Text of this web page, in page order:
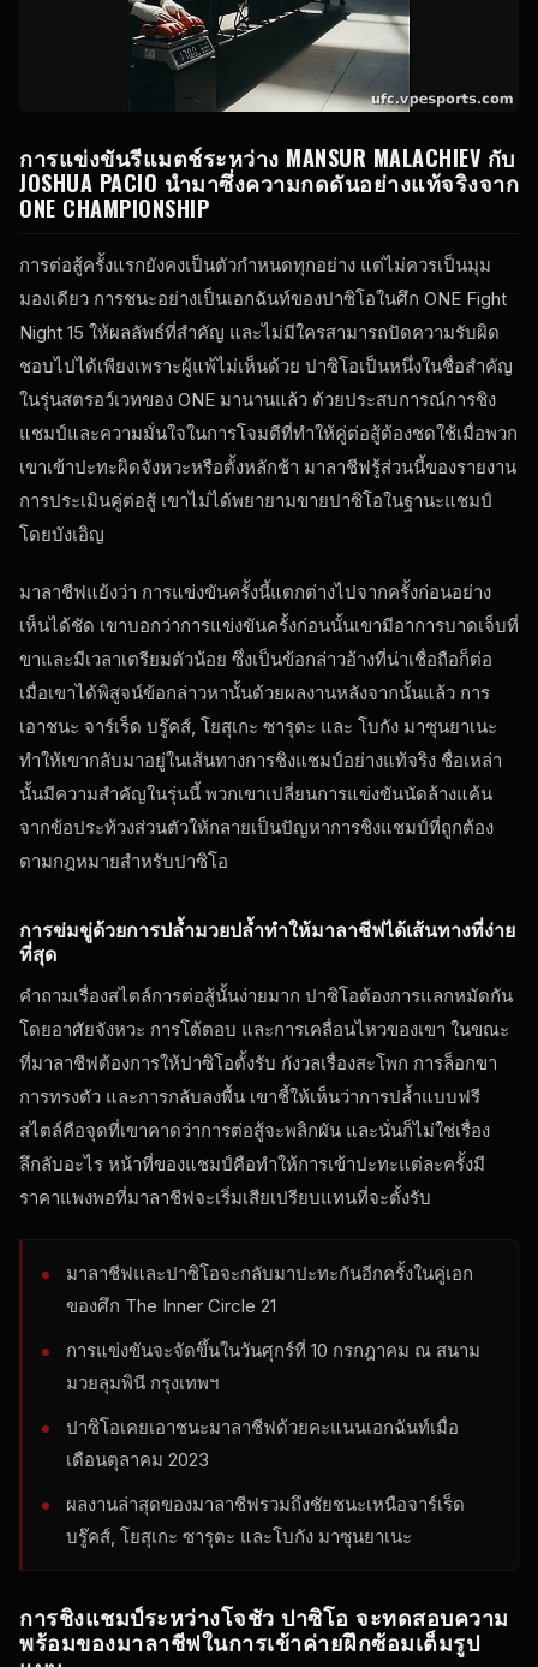
การแข่งขันรีแมตช์ระหว่าง MANSUR MALACHIEV กับ
JOSHUA PACIO นำมาซึ่งความกดดันอย่างแท้จริงจาก
ONE CHAMPIONSHIP
การต่อสู้ครั้งแรกยังคงเป็นตัวกำหนดทุกอย่าง แต่ไม่ควรเป็นมุม
มองเดียว การชนะอย่างเป็นเอกฉันท์ของปาซิโอในศึก ONE Fight
Night 15 ให้ผลลัพธ์ที่สำคัญ และไม่มีใครสามารถปัดความรับผิด
ชอบไปได้เพียงเพราะผู้แพ้ไม่เห็นด้วย ปาซิโอเป็นหนึ่งในชื่อสำคัญ
ในรุ่นสตรอว์เวทของ ONE มานานแล้ว ด้วยประสบการณ์การชิง
แชมป์และความมั่นใจในการโจมตีที่ทำให้คู่ต่อสู้ต้องชดใช้เมื่อพวก
เขาเข้าปะทะผิดจังหวะหรือตั้งหลักช้า มาลาชีฟรู้ส่วนนี้ของรายงาน
การประเมินคู่ต่อสู้ เขาไม่ได้พยายามขายปาซิโอในฐานะแชมป์
โดยบังเอิญ
มาลาชีฟแย้งว่า การแข่งขันครั้งนี้แตกต่างไปจากครั้งก่อนอย่าง
เห็นได้ชัด เขาบอกว่าการแข่งขันครั้งก่อนนั้นเขามีอาการบาดเจ็บที่
ขาและมีเวลาเตรียมตัวน้อย ซึ่งเป็นข้อกล่าวอ้างที่น่าเชื่อถือก็ต่อ
เมื่อเขาได้พิสูจน์ข้อกล่าวหานั้นด้วยผลงานหลังจากนั้นแล้ว การ
เอาชนะ จาร์เร็ด บรู๊คส์, โยสุเกะ ซารุตะ และ โบกัง มาซุนยาเนะ
ทำให้เขากลับมาอยู่ในเส้นทางการชิงแชมป์อย่างแท้จริง ชื่อเหล่า
นั้นมีความสำคัญในรุ่นนี้ พวกเขาเปลี่ยนการแข่งขันนัดล้างแค้น
จากข้อประท้วงส่วนตัวให้กลายเป็นปัญหาการชิงแชมป์ที่ถูกต้อง
ตามกฎหมายสำหรับปาซิโอ
การข่มขู่ด้วยการปล้ำมวยปล้ำทำให้มาลาชีฟได้เส้นทางที่ง่าย
ที่สุด
คำถามเรื่องสไตล์การต่อสู้นั้นง่ายมาก ปาซิโอต้องการแลกหมัดกัน
โดยอาศัยจังหวะ การโต้ตอบ และการเคลื่อนไหวของเขา ในขณะ
ที่มาลาชีฟต้องการให้ปาซิโอตั้งรับ กังวลเรื่องสะโพก การล็อกขา
การทรงตัว และการกลับลงพื้น เขาชี้ให้เห็นว่าการปล้ำแบบฟรี
สไตล์คือจุดที่เขาคาดว่าการต่อสู้จะพลิกผัน และนั่นก็ไม่ใช่เรื่อง
ลึกลับอะไร หน้าที่ของแชมป์คือทำให้การเข้าปะทะแต่ละครั้งมี
ราคาแพงพอที่มาลาชีฟจะเริ่มเสียเปรียบแทนที่จะตั้งรับ
มาลาชีฟและปาซิโอจะกลับมาปะทะกันอีกครั้งในคู่เอก
ของศึก The Inner Circle 21
การแข่งขันจะจัดขึ้นในวันศุกร์ที่ 10 กรกฎาคม ณ สนาม
มวยลุมพินี กรุงเทพฯ
ปาซิโอเคยเอาชนะมาลาชีฟด้วยคะแนนเอกฉันท์เมื่อ
เดือนตุลาคม 2023
ผลงานล่าสุดของมาลาชีฟรวมถึงชัยชนะเหนือจาร์เร็ด
บรู๊คส์, โยสุเกะ ซารุตะ และโบกัง มาซุนยาเนะ
การชิงแชมป์ระหว่างโจชัว ปาซิโอ จะทดสอบความ
พร้อมของมาลาชีฟในการเข้าค่ายฝึกซ้อมเต็มรูป